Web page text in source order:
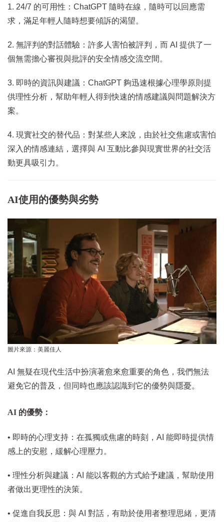
1. 24/7 的可用性：ChatGPT 隨時在線，隨時可以回應需
求，滿足年輕人隨時想要傾訴的渴望。
2. 無評判的對話體驗：許多人害怕被評判，而 AI 提供了一
個無需擔心審視與批評的安全情感交流空間。
3. 即時的資訊與建議：ChatGPT 夠迅速根據心理學原則提
供理性分析，幫助年輕人得到快速的情感建議與問題解決方
案。
4. 現實社交的替代品：對某些人來說，由於社交焦慮或害怕
深入的情感連結，選擇與 AI 互動比參與現實世界的社交活
動更具吸引力。
AI使用的優勢與劣勢
圖片來源：美麗佳人
AI 無疑在現代生活中扮演著愈來愈重要的角色，我們無法
避免它的普及，但同時也應該認識到它的優勢與隱憂。
AI 的優勢：
• 即時的心理支持：在孤獨或焦慮的時刻，AI 能即時提供情
感上的安慰，緩解心理壓力。
• 理性分析與建議：AI 能以客觀的方式給予建議，幫助使用
者做出更理性的決策。
• 促進自我反思：與 AI 對話，有助於使用者整理思緒，更清